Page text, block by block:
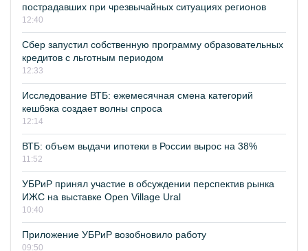
пострадавших при чрезвычайных ситуациях регионов
12:40
Сбер запустил собственную программу образовательных
кредитов с льготным периодом
12:33
Исследование ВТБ: ежемесячная смена категорий
кешбэка создает волны спроса
12:14
ВТБ: объем выдачи ипотеки в России вырос на 38%
11:52
УБРиР принял участие в обсуждении перспектив рынка
ИЖС на выставке Open Village Ural
10:40
Приложение УБРиР возобновило работу
09:50